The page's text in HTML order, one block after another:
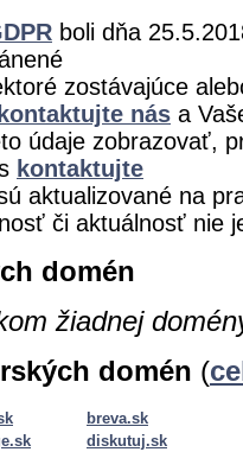
boli dňa
zostávajúce
kontaktujte nás a
údaje zobrazovať,
kontaktujte
aktualizované na
či aktuálnosť nie
domén
žiadnej
domén (
breva.sk
diskutuj.sk